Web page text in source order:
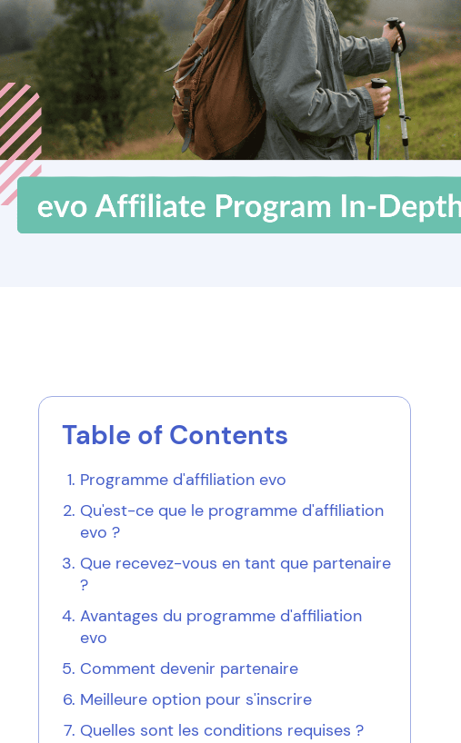
Table of Contents
Programme d'affiliation evo
Qu'est-ce que le programme d'affiliation
evo ?
Que recevez-vous en tant que partenaire
?
Avantages du programme d'affiliation
evo
Comment devenir partenaire
Meilleure option pour s'inscrire
Quelles sont les conditions requises ?